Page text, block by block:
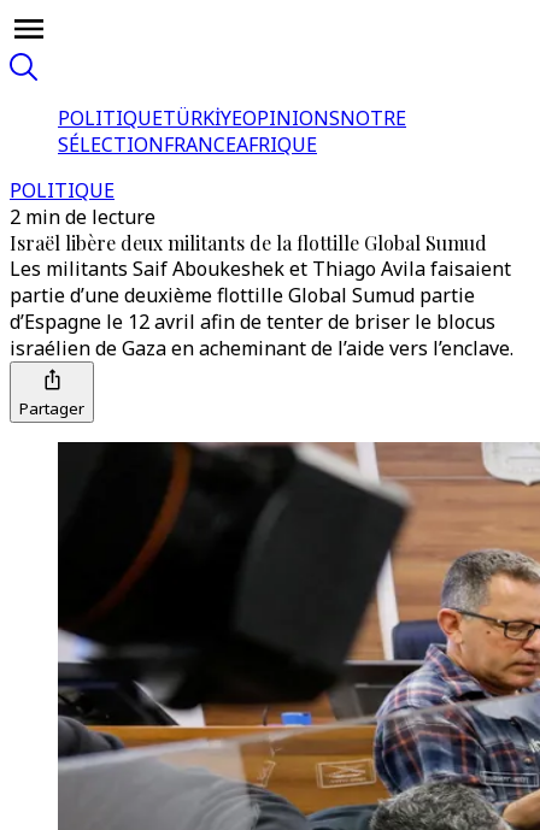
POLITIQUETÜRKİYEOPINIONSNOTRE
SÉLECTIONFRANCEAFRIQUE
POLITIQUE
2 min de lecture
Israël libère deux militants de la flottille Global Sumud
Les militants Saif Aboukeshek et Thiago Avila faisaient
partie d’une deuxième flottille Global Sumud partie
d’Espagne le 12 avril afin de tenter de briser le blocus
israélien de Gaza en acheminant de l’aide vers l’enclave.
Partager